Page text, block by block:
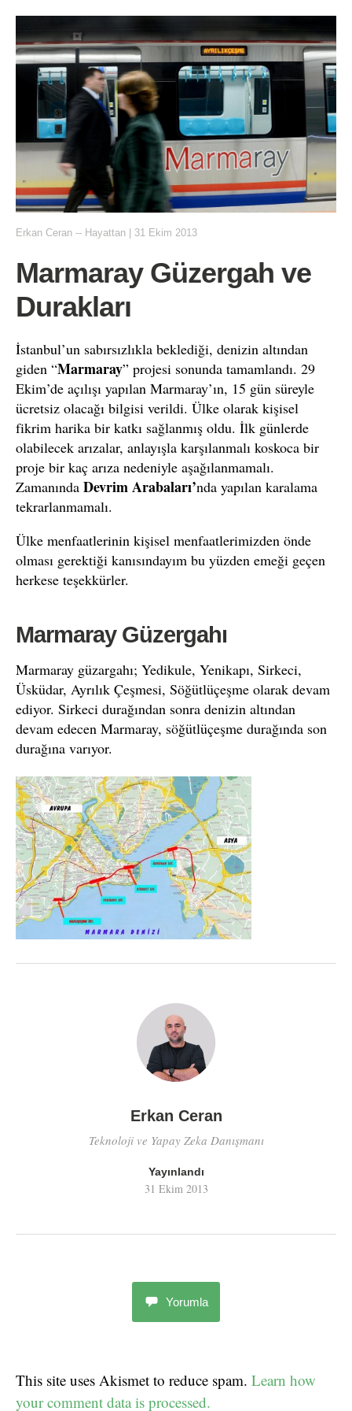
Erkan Ceran -- Hayattan 31 Ekim 2013
Marmaray Güzergah ve
Durakları
İstanbul’un sabırsızlıkla beklediği, denizin altından
giden “Marmaray” projesi sonunda tamamlandı. 29
Ekim’de açılışı yapılan Marmaray’ın, 15 gün süreyle
ücretsiz olacağı bilgisi verildi. Ülke olarak kişisel
fikrim harika bir katkı sağlanmış oldu. İlk günlerde
olabilecek arızalar, anlayışla karşılanmalı koskoca bir
proje bir kaç arıza nedeniyle aşağılanmamalı.
Zamanında Devrim Arabaları’nda yapılan karalama
tekrarlanmamalı.
Ülke menfaatlerinin kişisel menfaatlerimizden önde
olması gerektiği kanısındayım bu yüzden emeği geçen
herkese teşekkürler.
Marmaray Güzergahı
Marmaray güzargahı; Yedikule, Yenikapı, Sirkeci,
Üsküdar, Ayrılık Çeşmesi, Söğütlüçeşme olarak devam
ediyor. Sirkeci durağından sonra denizin altından
devam edecen Marmaray, söğütlüçeşme durağında son
durağına varıyor.
Erkan Ceran
Teknoloji ve Yapay Zeka Danışmanı
Yayınlandı
31 Ekim 2013
Yorumla
This site uses Akismet to reduce spam. Learn how
your comment data is processed.